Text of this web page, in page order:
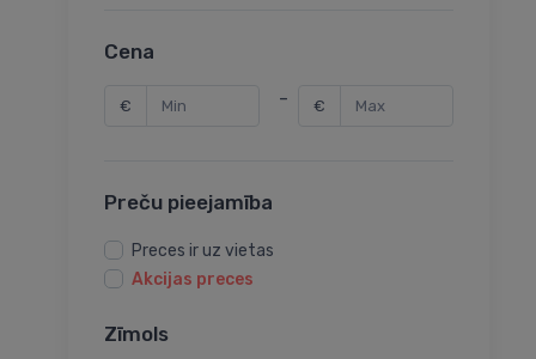
Rotācijas vārsti
Sēžas vārstu piedziņas
Dārza ventiļi
Termovārstu piederumi
Balansēšanas vārstu piederumi
Spiediena redukcijas vārsti
Cena
€ - €
Preču pieejamība
Preces ir uz vietas
Akcijas preces
Zīmols